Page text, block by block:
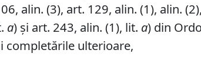
alin. (3), art. 129, alin. (1), alin.
a) și art. 243, alin. (1), lit. a) din
completările ulterioare,